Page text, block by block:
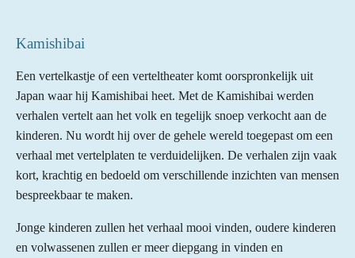
Kamishibai
Een vertelkastje of een verteltheater komt oorspronkelijk uit
Japan waar hij Kamishibai heet. Met de Kamishibai werden
verhalen vertelt aan het volk en tegelijk snoep verkocht aan de
kinderen. Nu wordt hij over de gehele wereld toegepast om een
verhaal met vertelplaten te verduidelijken. De verhalen zijn vaak
kort, krachtig en bedoeld om verschillende inzichten van mensen
bespreekbaar te maken.
Jonge kinderen zullen het verhaal mooi vinden, oudere kinderen
en volwassenen zullen ermeer diepgang in vinden en